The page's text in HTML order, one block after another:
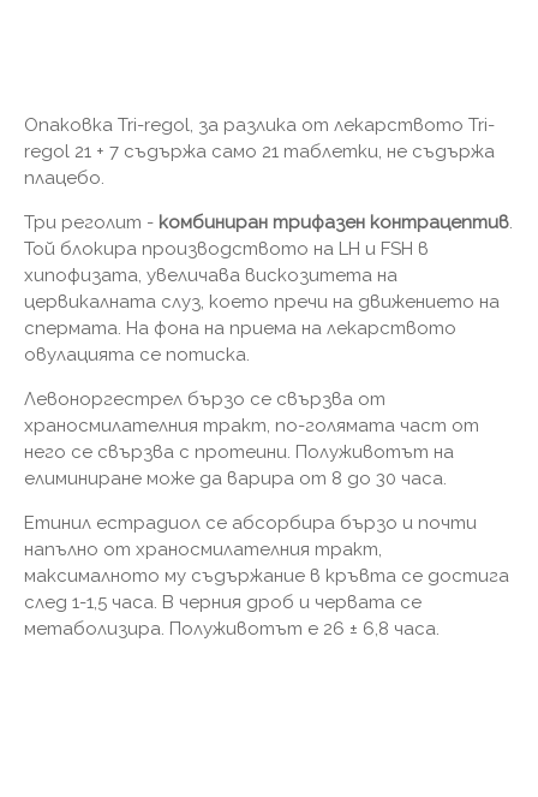
Опаковка Tri-regol, за разлика от лекарството Tri-
regol 21 + 7 съдържа само 21 таблетки, не съдържа
плацебо.
Три реголит - комбиниран трифазен контрацептив.
Той блокира производството на LH и FSH в
хипофизата, увеличава вискозитета на
цервикалната слуз, което пречи на движението на
спермата. На фона на приема на лекарството
овулацията се потиска.
Левоноргестрел бързо се свързва от
храносмилателния тракт, по-голямата част от
него се свързва с протеини. Полуживотът на
елиминиране може да варира от 8 до 30 часа.
Етинил естрадиол се абсорбира бързо и почти
напълно от храносмилателния тракт,
максималното му съдържание в кръвта се достига
след 1-1,5 часа. В черния дроб и червата се
метаболизира. Полуживотът е 26 ± 6,8 часа.